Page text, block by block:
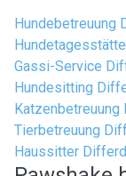
Hundebetreuung
Gassi-Service
Hundesitting
Katzenbetreuung
Tierbetreuung
Haussitter